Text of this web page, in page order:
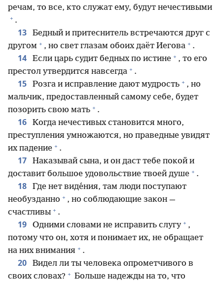
речам, то все, кто служат ему, будут нечестивыми
+ .
13
Бедный и притеснитель встречаются друг с
другом + , но свет глазам обоих даёт Иегова + .
14 Если царь судит бедных по истине + , то его
престол утвердится навсегда + .
15 Розга и исправление дают мудрость + , но
мальчик, предоставленный самому себе, будет
позорить свою мать + .
16
Когда нечестивых становится много,
преступления умножаются, но праведные увидят
их падение + .
17
Наказывай сына, и он даст тебе покой и
доставит большое удовольствие твоей душе + .
18
Где нет виде́ния, там люди поступают
необузданно + , но соблюдающие закон —
счастливы + .
19 Одними словами не исправить слугу + ,
потому что он, хотя и понимает их, не обращает
на них внимания + .
20
Видел ли ты человека опрометчивого в
своих словах? + Больше надежды на то, что